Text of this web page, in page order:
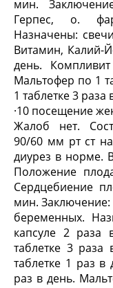
мин.
Герпес, о.
Назначены:
Витамин, Калий-
день.
Мальтофер по 1
1 таблетке 3 раза
·10 посещение
Жалоб нет.
90/60 мм рт ст
диурез в норме.
Положение
Сердцебиение
мин.
беременных.
капсуле 2 раза
таблетке 3
таблетке 1 раз в
раз в день.